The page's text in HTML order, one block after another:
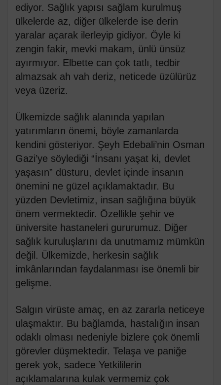
ediyor. Sağlık yapısı sağlam kurulmuş
ülkelerde az, diğer ülkelerde ise derin
yaralar açarak ilerleyip gidiyor. Öyle ki
zengin fakir, mevki makam, ünlü ünsüz
ayırmıyor. Elbette can çok tatlı, tedbir
almazsak ah vah deriz, neticede üzülürüz
veya üzeriz.
Ülkemizde sağlık alanında yapılan
yatırımların önemi, böyle zamanlarda
kendini gösteriyor. Şeyh Edebali’nin Osman
Gazi’ye söylediği “İnsanı yaşat ki, devlet
yaşasın” düsturu, devlet içinde insanın
önemini ne güzel açıklamaktadır. Bu
yüzden Devletimiz, insan sağlığına büyük
önem vermektedir. Özellikle şehir ve
üniversite hastaneleri gururumuz. Diğer
sağlık kuruluşlarını da unutmamız mümkün
değil. Ülkemizde, herkesin sağlık
imkânlarından faydalanması ise önemli bir
gelişme.
Salgın virüste amaç, en az zararla neticeye
ulaşmaktır. Bu bağlamda, hastalığın insan
odaklı olması nedeniyle bizlere çok önemli
görevler düşmektedir. Telaşa ve paniğe
gerek yok, sadece Yetkililerin
açıklamalarına kulak vermemiz çok